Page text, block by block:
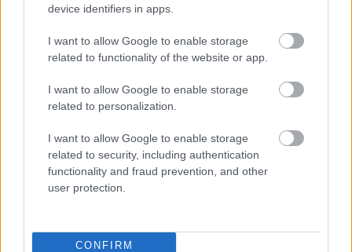
device identifiers in apps.
I want to allow Google to enable storage
related to functionality of the website or app.
I want to allow Google to enable storage
related to personalization.
I want to allow Google to enable storage
related to security, including authentication
functionality and fraud prevention, and other
user protection.
CONFIRM